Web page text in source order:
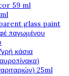
59 ml
glass paint
παγωμένου
κάσια
25ml